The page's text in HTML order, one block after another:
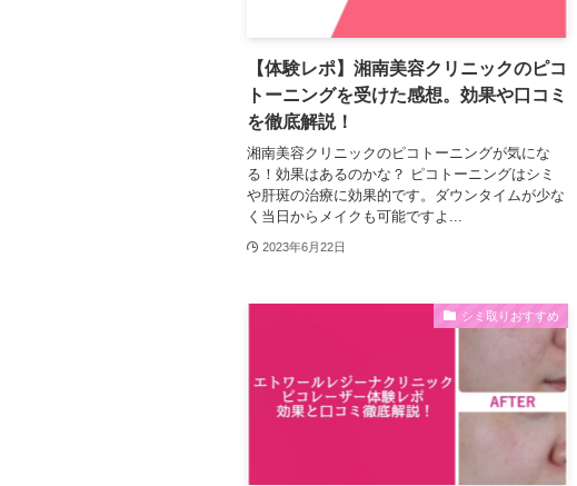
【体験レポ】湘南美容クリニックのピコ
トーニングを受けた感想。効果や口コミ
を徹底解説！
湘南美容クリニックのピコトーニングが気にな
る！効果はあるのかな？ ピコトーニングはシミ
や肝斑の治療に効果的です。ダウンタイムが少な
く当日からメイクも可能ですよ...
2023年6月22日
シミ取りおすすめ